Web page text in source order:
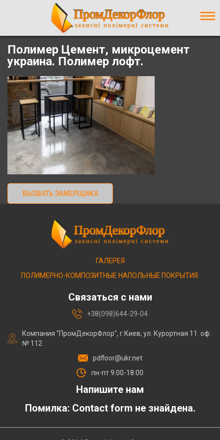
Полимер Цемент, микроцемент
украина. Полимер лофт.
ВЫЗВАТЬ ЗАМЕРЩИКА
ГАЛЕРЕЯ
ПОЛИМЕРНО-КОМПОЗИТНЫЕ НАПОЛЬНЫЕ ПОКРЫТИЯ.
Связаться с нами
+38(098)644-29-04
Компания "ПромДекорФлор", г.Киев, ул. Курортная 11. оф.
№ 112
pdfloor@ukr.net
пн-пт 9:00-18:00
Напишите нам
Помилка: Contact form не знайдена.